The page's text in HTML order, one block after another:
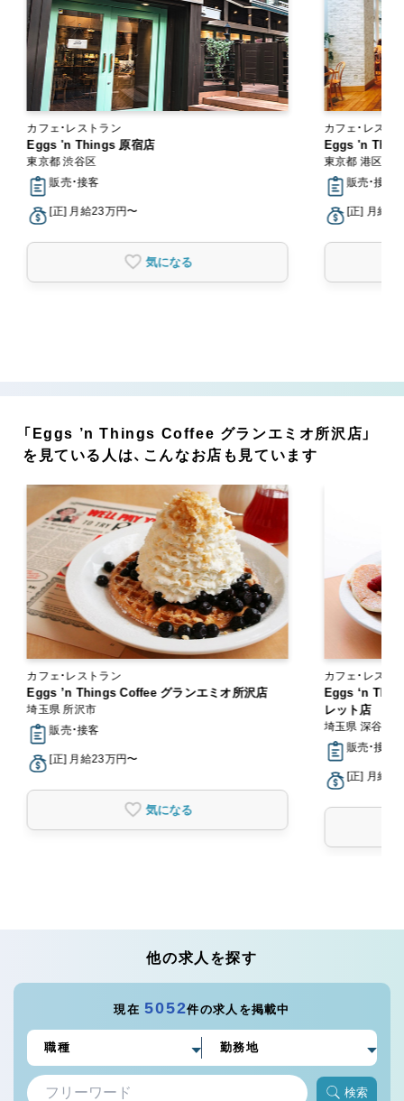
カフェ・レストラン
Eggs 'n Things 原宿店
東京都 渋谷区
販売・接客
[正] 月給23万円〜
気になる
カフェ・レスト
Eggs 'n
東京都 港区
販売・接客
[正] 月給
「Eggs ’n Things Coffee グランエミオ所沢店」
を見ている人は、こんなお店も見ています
カフェ・レストラン
Eggs ’n Things Coffee グランエミオ所沢店
埼玉県 所沢市
販売・接客
[正] 月給23万円〜
気になる
カフェ・レスト
Eggs ‘n
レット店
埼玉県 深谷市
販売・接客
[正] 月給
他の求人を探す
現在5052件の求人を掲載中
検索